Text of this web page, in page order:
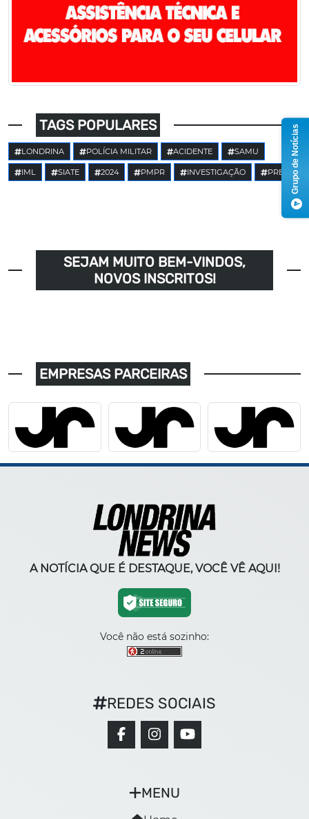
TAGS POPULARES
LONDRINA POLÍCIA MILITAR ACIDENTE SAMU
IML SIATE 2024 PMPR INVESTIGAÇÃO PRE
SEJAM MUITO BEM-VINDOS,
NOVOS INSCRITOS!
EMPRESAS PARCEIRAS
A NOTÍCIA QUE É DESTAQUE, VOCÊ VÊ AQUI!
Você não está sozinho:
MENU
REDES SOCIAIS
Grupo de Notícias